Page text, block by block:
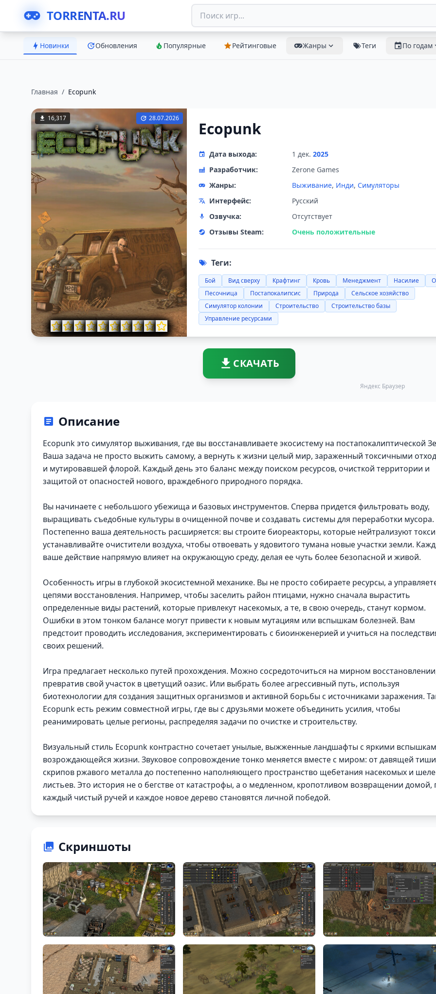
TORRENTA.RU
Новинки Обновления Популярные Рейтинговые Жанры Теги По годам
Главная / Ecopunk
16,317 28.07.2026
Ecopunk
Дата выхода: 1 дек. 2025
Разработчик:
Zerone Games
Жанры:
Выживание, Инди, Симуляторы
Интерфейс:
Русский
Озвучка:
Отсутствует
Отзывы Steam:
Очень положительные
Теги:
Бой Вид сверху Крафтинг Кровь Менеджмент Насилие
Песочница
Постапокалипсис Природа
Сельское хозяйство
Симулятор колонии
Строительство
Строительство базы
Управление ресурсами
СКАЧАТЬ
Яндекс Браузер
Описание
Ecopunk это симулятор выживания, где вы восстанавливаете экосистему на постапокалиптической
Ваша задача не просто выжить самому, а вернуть к жизни целый мир, зараженный токсичными
и мутировавшей флорой. Каждый день это баланс между поиском ресурсов, очисткой территории и
защитой от опасностей нового, враждебного природного порядка.
Вы начинаете с небольшого убежища и базовых инструментов. Сперва придется фильтровать воду,
выращивать съедобные культуры в очищенной почве и создавать системы для переработки мусора.
Постепенно ваша деятельность расширяется: вы строите биореакторы, которые нейтрализуют
устанавливайте очистители воздуха, чтобы отвоевать у ядовитого тумана новые участки земли.
ваше действие напрямую влияет на окружающую среду, делая ее чуть более безопасной и живой.
Особенность игры в глубокой экосистемной механике. Вы не просто собираете ресурсы, а
цепями восстановления. Например, чтобы заселить район птицами, нужно сначала вырастить
определенные виды растений, которые привлекут насекомых, а те, в свою очередь, станут кормом.
Ошибки в этом тонком балансе могут привести к новым мутациям или вспышкам болезней. Вам
предстоит проводить исследования, экспериментировать с биоинженерией и учиться на
своих решений.
Игра предлагает несколько путей прохождения. Можно сосредоточиться на мирном
превратив свой участок в цветущий оазис. Или выбрать более агрессивный путь, используя
биотехнологии для создания защитных организмов и активной борьбы с источниками заражения.
Ecopunk есть режим совместной игры, где вы с друзьями можете объединить усилия, чтобы
реанимировать целые регионы, распределяя задачи по очистке и строительству.
Визуальный стиль Ecopunk контрастно сочетает унылые, выжженные ландшафты с яркими
возрождающейся жизни. Звуковое сопровождение тонко меняется вместе с миром: от давящей
скрипов ржавого металла до постепенно наполняющего пространство щебетания насекомых и
листьев. Это история не о бегстве от катастрофы, а о медленном, кропотливом возвращении домой,
каждый чистый ручей и каждое новое дерево становятся личной победой.
Скриншоты